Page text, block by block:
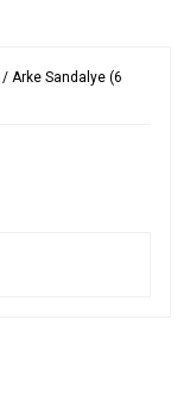
/ Arke Sandalye (6